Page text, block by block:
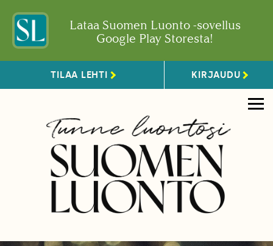
Lataa Suomen Luonto -sovellus
Google Play Storesta!
TILAA LEHTI KIRJAUDU